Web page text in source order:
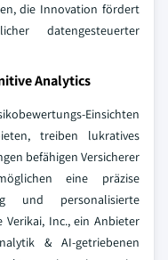
die Innovation fördert
datengesteuerter
Analytics
Einsichten
treiben lukratives
befähigen Versicherer
eine präzise
und personalisierte
Inc., ein Anbieter
& AI-getriebenen